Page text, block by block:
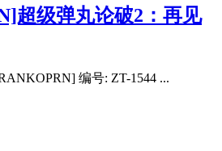
超级弹丸论破2：再见
编号: ZT-1544 ...